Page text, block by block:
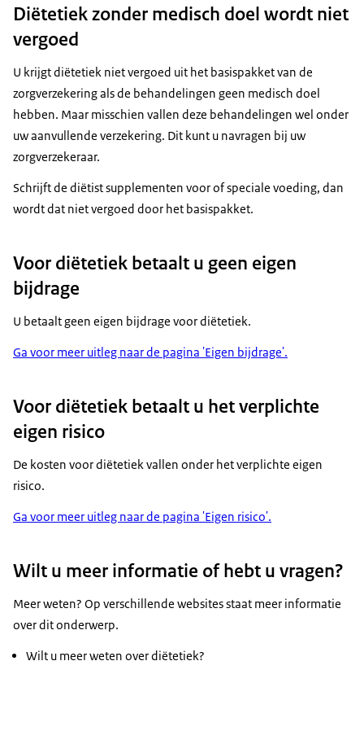
Diëtetiek zonder medisch doel wordt niet
vergoed
U krijgt diëtetiek niet vergoed uit het basispakket van de
zorgverzekering als de behandelingen geen medisch doel
hebben. Maar misschien vallen deze behandelingen wel onder
uw aanvullende verzekering. Dit kunt u navragen bij uw
zorgverzekeraar.
Schrijft de diëtist supplementen voor of speciale voeding, dan
wordt dat niet vergoed door het basispakket.
Voor diëtetiek betaalt u geen eigen
bijdrage
U betaalt geen eigen bijdrage voor diëtetiek.
Ga voor meer uitleg naar de pagina 'Eigen bijdrage'.
Voor diëtetiek betaalt u het verplichte
eigen risico
De kosten voor diëtetiek vallen onder het verplichte eigen
risico.
Ga voor meer uitleg naar de pagina 'Eigen risico'.
Wilt u meer informatie of hebt u vragen?
Meer weten? Op verschillende websites staat meer informatie
over dit onderwerp.
Wilt u meer weten over diëtetiek?